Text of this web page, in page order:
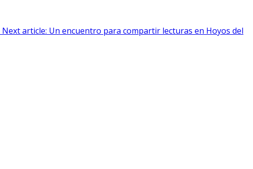
Next article: Un encuentro para compartir lecturas en Hoyos del